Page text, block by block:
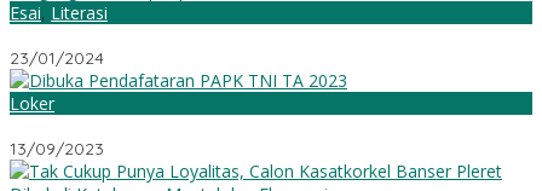
Esai, Literasi
23/01/2024
Loker
13/09/2023